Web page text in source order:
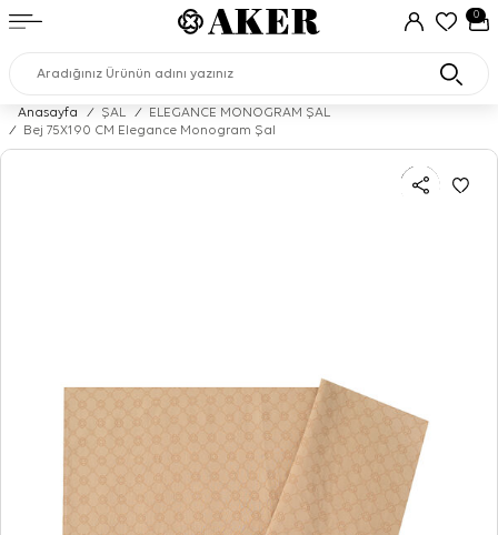
0
Anasayfa / ŞAL /
ELEGANCE MONOGRAM ŞAL
/
Bej 75X190 CM Elegance Monogram Şal